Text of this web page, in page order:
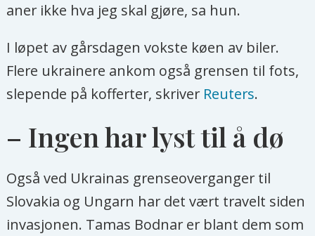
aner ikke hva jeg skal gjøre, sa hun.
I løpet av gårsdagen vokste køen av biler.
Flere ukrainere ankom også grensen til fots,
slepende på kofferter, skriver Reuters.
– Ingen har lyst til å dø
Også ved Ukrainas grenseoverganger til
Slovakia og Ungarn har det vært travelt siden
invasjonen. Tamas Bodnar er blant dem som